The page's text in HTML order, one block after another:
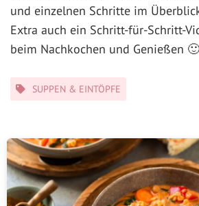
und einzelnen Schritte im
Extra auch ein Schritt-für-Schritt-
beim Nachkochen und Genießen 🙂
Kategorien
SUPPEN & EINTÖPFE